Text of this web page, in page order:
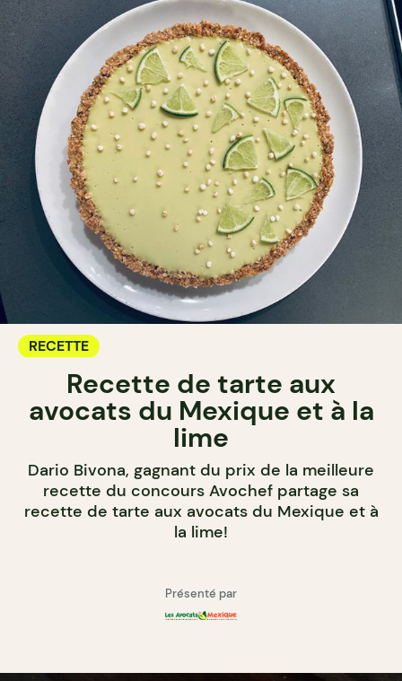
RECETTE
Recette de tarte aux
avocats du Mexique et à la
lime
Dario Bivona, gagnant du prix de la meilleure
recette du concours Avochef partage sa
recette de tarte aux avocats du Mexique et à
la lime!
Présenté par